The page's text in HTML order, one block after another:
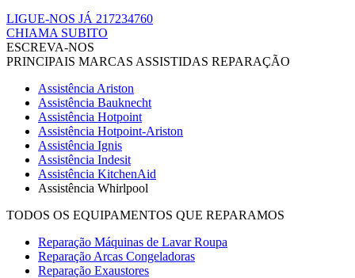
LIGUE-NOS JÁ 217234760
CHIAMA SUBITO
ESCREVA-NOS
PRINCIPAIS MARCAS ASSISTIDAS REPARAÇÃO
Assistência Ariston
Assistência Bauknecht
Assistência Hotpoint
Assistência Hotpoint-Ariston
Assistência Ignis
Assistência Indesit
Assistência KitchenAid
Assistência Whirlpool
TODOS OS EQUIPAMENTOS QUE REPARAMOS
Reparação Máquinas de Lavar Roupa
Reparação Arcas Congeladoras
Reparação Exaustores